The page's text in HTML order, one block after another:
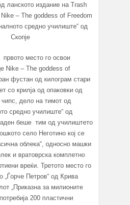
ланското издание на Trash
– The goddess of Freedom
средно училиште“ од
Скопје
првото место го освои
Nike – The goddess of
фустан од килограм стари
со крилја од опаковки од
чипс, дело на тимот од
средно училиште“ од
беше тим од училиштето
село Неготино кој се
облека“, односно машки
и вратоврска комплетно
вреќи. Третото место го
„Ѓорче Петров“ од Крива
„Приказна за милионите
200 пластични